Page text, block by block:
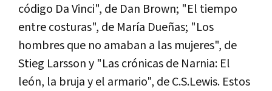
código Da Vinci", de Dan Brown; "El tiempo
entre costuras", de María Dueñas; "Los
hombres que no amaban a las mujeres", de
Stieg Larsson y "Las crónicas de Narnia: El
león, la bruja y el armario", de C.S.Lewis. Estos